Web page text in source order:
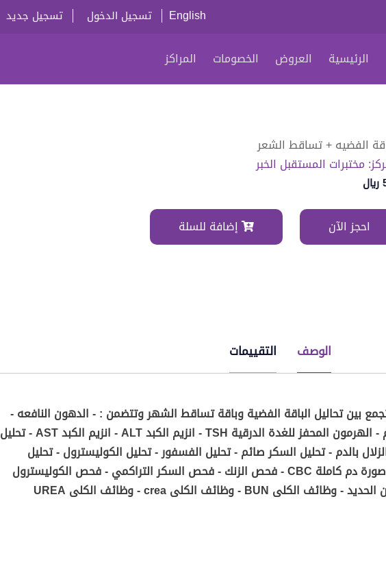
English تسجيل الدخول تسجيل جديد
الرئيسية العروض الخصومات المراكز
الفضيه + تساقط الشعر
مختبرات المستقبل الخبر
احجز الآن إضافة للسلة
الوصف التقييمات
بين تحاليل الباقة الفضية وباقة تساقط الشهر وتتضمن : - الدهون النافعه -
الفوسفات القلوي - الكالسيوم في الدم - الهرمون المحفز للغدة الدرقية TSH - انزيم الكبد ALT - انزيم الكبد AST - تحليل
بالدم - تحليل السكر صائم - تحليل الفسفور - تحليل الكوليسترول - تحليل
النقرس - تحليل جرثومة المعدة بالدم - صورة دم كاملة CBC - فحص الزنك - فحص السكر التراكمي - فحص الكوليسترول